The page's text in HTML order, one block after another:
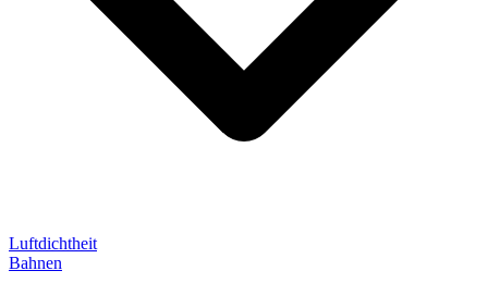
Luftdichtheit
Bahnen